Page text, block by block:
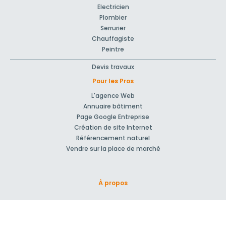
Electricien
Plombier
Serrurier
Chauffagiste
Peintre
Devis travaux
Pour les Pros
L'agence Web
Annuaire bâtiment
Page Google Entreprise
Création de site Internet
Référencement naturel
Vendre sur la place de marché
À propos
Qui sommes-nous ?
Nos Partenaires